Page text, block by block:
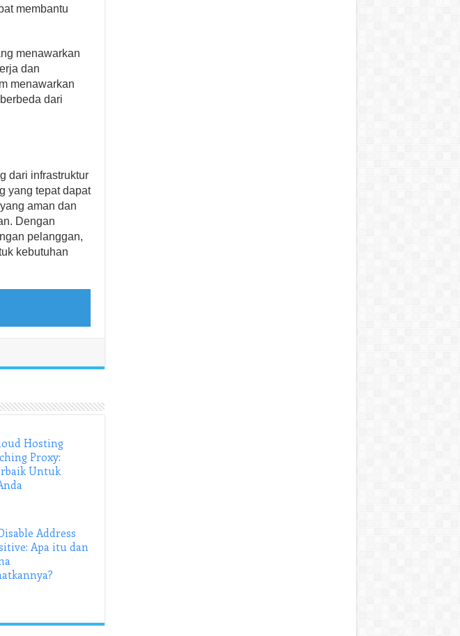
membantu
menawarkan
dan
menawarkan
dari
dari infrastruktur
yang tepat dapat
aman dan
Dengan
pelanggan,
kebutuhan
Hosting
Proxy:
Untuk
Address
Apa itu dan